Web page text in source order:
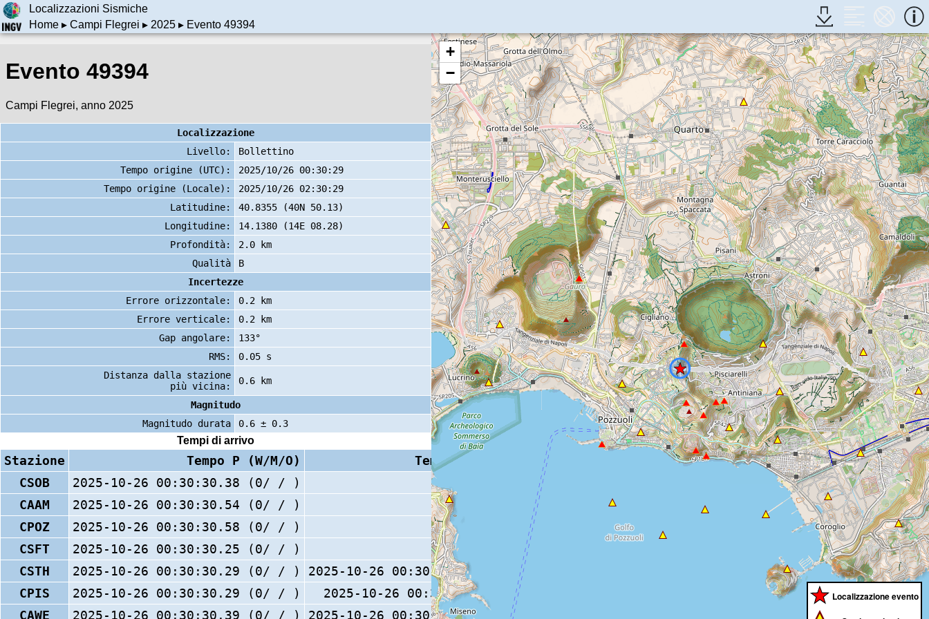
Localizzazioni Sismiche
Home▸ Campi Flegrei ▸ 2025▸ Evento 49394
Evento 49394
Campi Flegrei, anno 2025
Localizzazione
Livello:
Bollettino
Tempo origine (UTC):
2025/10/26 00:30:29
Tempo origine (Locale):
2025/10/26 02:30:29
Latitudine:
40.8355 (40N 50.13)
Longitudine:
14.1380 (14E 08.28)
Profondità:
2.0 km
Qualità
B
Incertezze
Errore orizzontale:
0.2 km
Errore verticale:
0.2 km
Gap angolare:
133°
RMS:
0.05 s
Distanza dalla stazione
più vicina:
0.6 km
Magnitudo
Magnitudo durata
0.6 ± 0.3
Tempi di arrivo
Stazione Tempo P (W/M/O) Tempo S (W/M/O)
Coda
CSOB
2025-10-26 00:30:30.38 (0/ / )
CAAM
2025-10-26 00:30:30.54 (0/ / )
CPOZ
2025-10-26 00:30:30.58 (0/ / )
CSFT
2025-10-26 00:30:30.25 (0/ / )
CSTH
2025-10-26 00:30:30.29 (0/ / ) 2025-10-26 00:30:31.1 (0/ / )
CPIS
2025-10-26 00:30:30.29 (0/ / )
2025-10-26 00:30:31 (0/ / )
CAWE
2025-10-26 00:30:30.39 (0/ / ) 2025-10-26 00:30:31.2 (0/ / )
+
−
Localizzazione evento